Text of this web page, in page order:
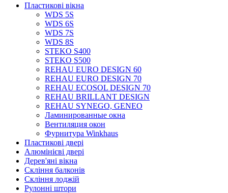
Пластикові вікна
WDS 5S
WDS 6S
WDS 7S
WDS 8S
STEKO S400
STEKO S500
REHAU EURO DESIGN 60
REHAU EURO DESIGN 70
REHAU ECOSOL DESIGN 70
REHAU BRILLANT DESIGN
REHAU SYNEGO, GENEO
Ламинированные окна
Вентиляция окон
Фурнитура Winkhaus
Пластикові двері
Алюмінієві двері
Дерев'яні вікна
Скління балконів
Скління лоджій
Рулонні штори